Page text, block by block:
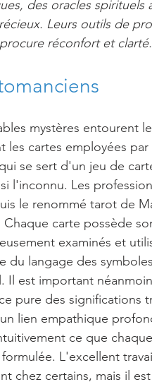
des oracles
Leurs outils de
réconfort et clarté.
mystères entourent
les cartes employées par
se sert d'un jeu de
l'inconnu. Les
le renommé tarot de
Chaque carte possède
examinés et
du langage des
Il est important
pure des significations
lien empathique
ce que
formulée. L'excellent
chez certains, mais il